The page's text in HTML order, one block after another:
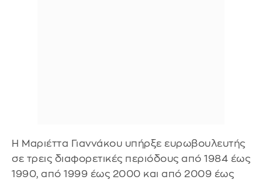
Η Μαριέττα Γιαννάκου υπήρξε ευρωβουλευτής
σε τρεις διαφορετικές περιόδους από 1984 έως
1990, από 1999 έως 2000 και από 2009 έως